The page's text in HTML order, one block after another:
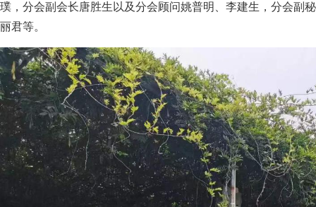
璞，分会副会长唐胜生以及分会顾问姚普明、李建生，分会副
丽君等。